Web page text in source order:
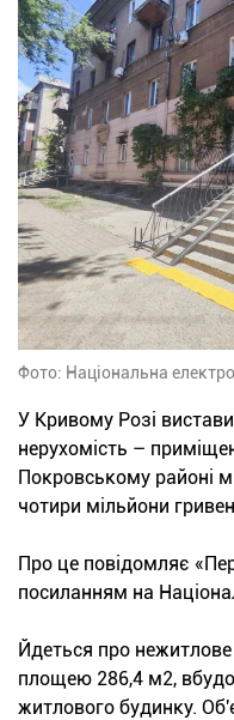
Фото: Національна
У Кривому Розі
нерухомість –
Покровському районі
чотири мільйони
Про це повідомляє
посиланням на
Йдеться про
площею 286,4 м2,
житлового будинку.